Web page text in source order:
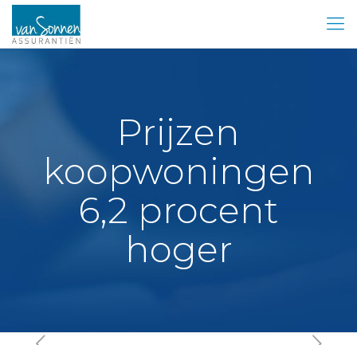
Prijzen
koopwoningen
6,2 procent
hoger